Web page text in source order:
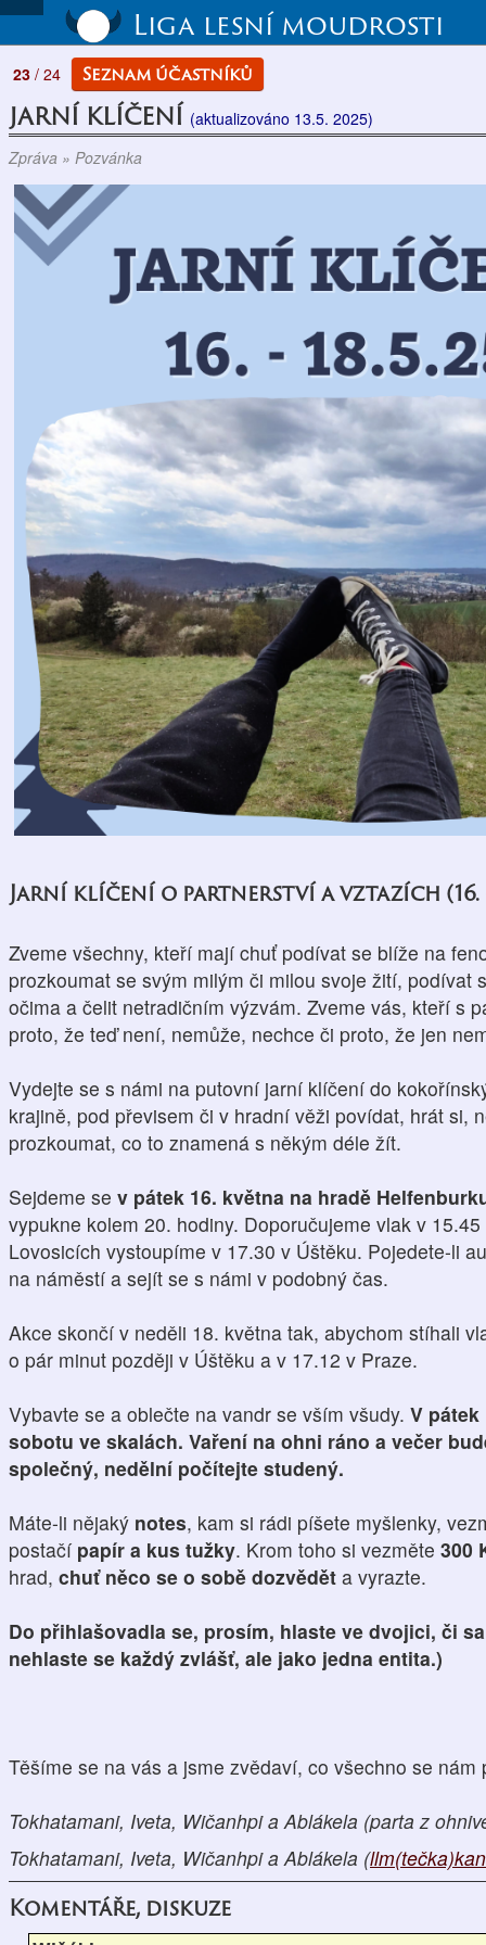
Liga lesní moudrosti
23 / 24 Seznam účastníků
JARNÍ KLÍČENÍ (aktualizováno 13.5. 2025)
Zpráva » Pozvánka
Jarní klíčení o partnerství a vztazích (16. –
Zveme všechny, kteří mají chuť podívat se blíže na
prozkoumat se svým milým či milou svoje žití, podívat
očima a čelit netradičním výzvám. Zveme vás, kteří s
proto, že teď není, nemůže, nechce či proto, že jen
Vydejte se s námi na putovní jarní klíčení do
krajině, pod převisem či v hradní věži povídat, hrát si,
prozkoumat, co to znamená s někým déle žít.
Sejdeme se v pátek 16. května na hradě
vypukne kolem 20. hodiny. Doporučujeme vlak v
Lovosicích vystoupíme v 17.30 v Úštěku. Pojedete-li
na náměstí a sejít se s námi v podobný čas.
Akce skončí v neděli 18. května tak, abychom stíhali
o pár minut později v Úštěku a v 17.12 v Praze.
Vybavte se a oblečte na vandr se vším všudy. V
sobotu ve skalách. Vaření na ohni ráno a večer
společný, nedělní počítejte studený.
Máte-li nějaký notes, kam si rádi píšete myšlenky,
postačí papír a kus tužky. Krom toho si vezměte 300
hrad, chuť něco se o sobě dozvědět a vyrazte.
Do přihlašovadla se, prosím, hlaste ve dvojici, či
nehlaste se každý zvlášť, ale jako jedna entita.)
Těšíme se na vás a jsme zvědaví, co všechno se nám
Tokhatamani, Iveta, Wičanhpi a Ablákela (parta z
Tokhatamani, Iveta, Wičanhpi a Ablákela (
Komentáře, diskuze